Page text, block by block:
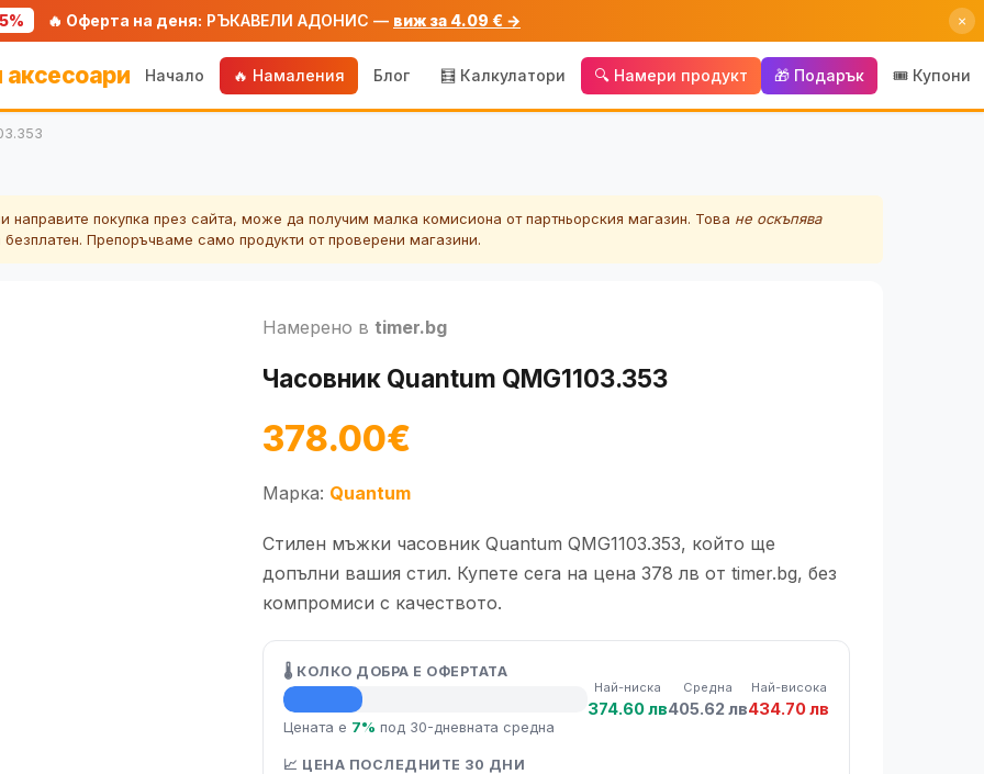
🔥 Оферта на деня: РЪКАВЕЛИ АДОНИС — виж за 4.09 € → ×
Начало 🔥 Намаления Блог 🧮 Калкулатори 🔍 Намери продукт 🎁 Подарък 🎟️ Купони
направите покупка през сайта, може да получим малка комисиона от партньорския магазин. Това не оскъпява
Препоръчваме само продукти от проверени магазини.
Намерено в timer.bg
Часовник Quantum QMG1103.353
378.00€
Марка: Quantum
Стилен мъжки часовник Quantum QMG1103.353, който ще
допълни вашия стил. Купете сега на цена 378 лв от timer.bg, без
компромиси с качеството.
🌡️ КОЛКО ДОБРА Е ОФЕРТАТА
💡 Средна цена
Цената е 7% под 30-дневната средна
Най-ниска
374.60 лв
Средна
405.62 лв
Най-висока
434.70 лв
📈 ЦЕНА ПОСЛЕДНИТЕ 30 ДНИ